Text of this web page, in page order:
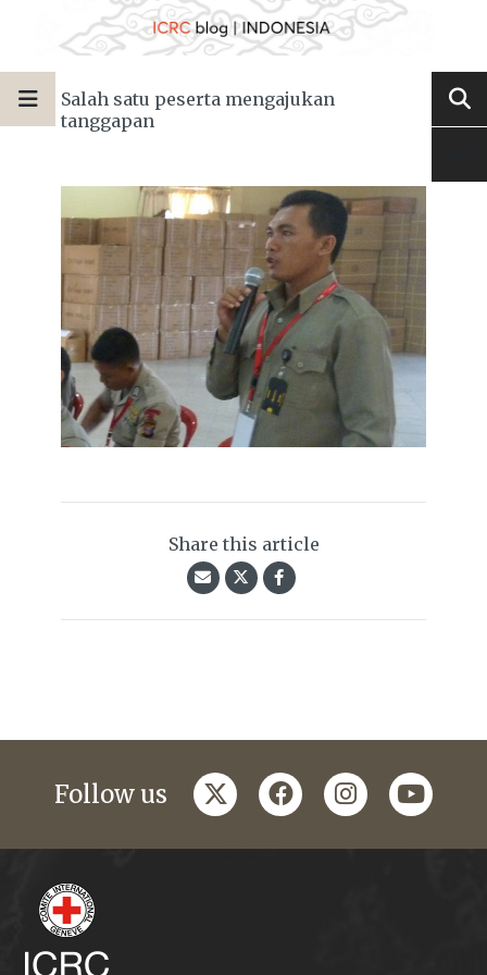
Salah satu peserta mengajukan
tanggapan
Share this article
Follow us twitterfacebookinstagramyoutube